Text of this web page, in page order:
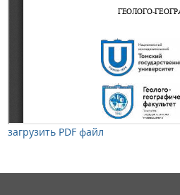
загрузить PDF файл